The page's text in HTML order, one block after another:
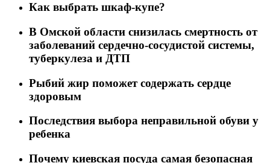
Как выбрать шкаф-купе?
В Омской области снизилась смертность от
заболеваний сердечно-сосудистой системы,
туберкулеза и ДТП
Рыбий жир поможет содержать сердце
здоровым
Последствия выбора неправильной обуви у
ребенка
Почему киевская посуда самая безопасная